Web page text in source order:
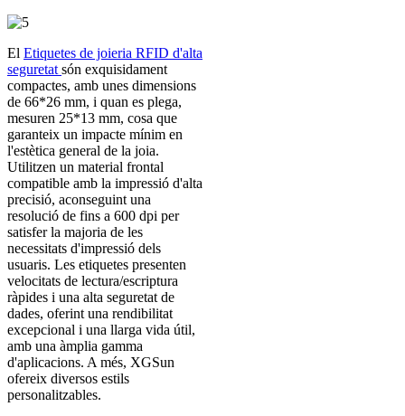
El Etiquetes de joieria RFID d'alta
seguretat són exquisidament
compactes, amb unes dimensions
de 66*26 mm, i quan es plega,
mesuren 25*13 mm, cosa que
garanteix un impacte mínim en
l'estètica general de la joia.
Utilitzen un material frontal
compatible amb la impressió d'alta
precisió, aconseguint una
resolució de fins a 600 dpi per
satisfer la majoria de les
necessitats d'impressió dels
usuaris. Les etiquetes presenten
velocitats de lectura/escriptura
ràpides i una alta seguretat de
dades, oferint una rendibilitat
excepcional i una llarga vida útil,
amb una àmplia gamma
d'aplicacions. A més, XGSun
ofereix diversos estils
personalitzables.